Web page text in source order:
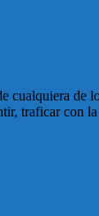
traficar con